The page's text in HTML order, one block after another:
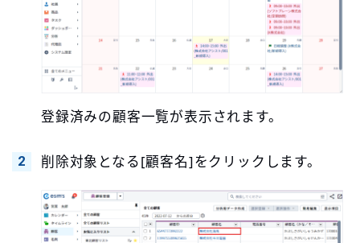
登録済みの顧客一覧が表示されます。
削除対象となる[顧客名]をクリックします。